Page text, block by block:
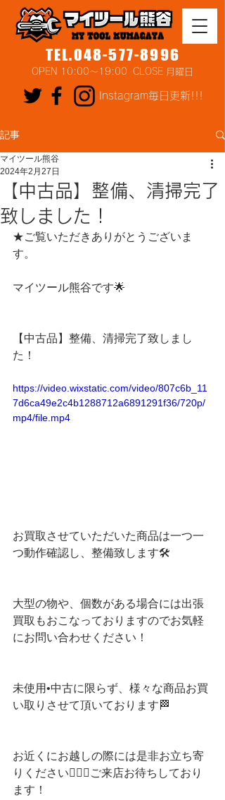
TEL.048-577-8996
OPEN 10:00～19:00 CLOSE 月曜日
Instagram毎日更新!!!
記事
【中古品】整備、清掃完了
致しました！
マイツール熊谷
2024年2月27日
★ご覧いただきありがとうございま
す。
マイツール熊谷です🌟
【中古品】整備、清掃完了致しまし
た！
https://video.wixstatic.com/video/807c6b_11
7d6ca49e2c4b1288712a6891291f36/720p/
mp4/file.mp4
お買取させていただいた商品は一つ一
つ動作確認し、整備致します🛠
大型の物や、個数がある場合には出張
買取もおこなっておりますのでお気軽
にお問い合わせください！
未使用•中古に限らず、様々な商品お買
い取りさせて頂いております🏁
お近くにお越しの際には是非お立ち寄
りください💁🏻‍♀️ご来店お待ちしており
ます！